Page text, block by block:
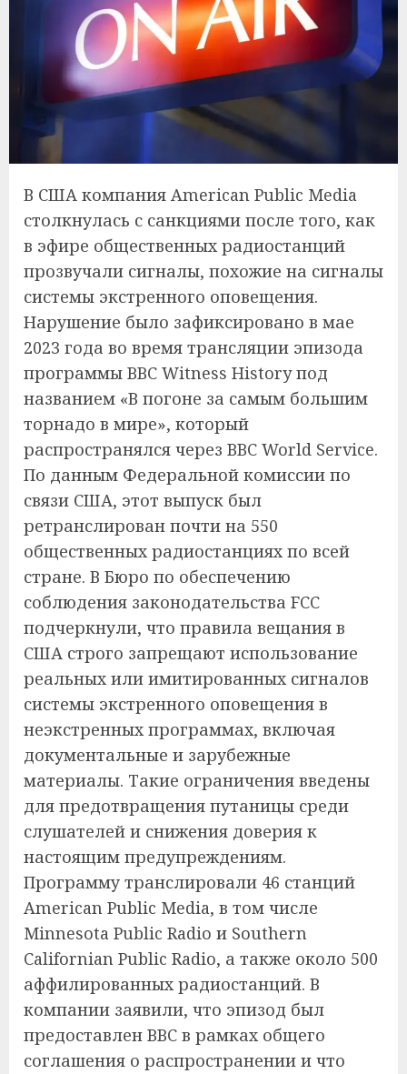
В США компания American Public Media
столкнулась с санкциями после того, как
в эфире общественных радиостанций
прозвучали сигналы, похожие на сигналы
системы экстренного оповещения.
Нарушение было зафиксировано в мае
2023 года во время трансляции эпизода
программы BBC Witness History под
названием «В погоне за самым большим
торнадо в мире», который
распространялся через BBC World Service.
По данным Федеральной комиссии по
связи США, этот выпуск был
ретранслирован почти на 550
общественных радиостанциях по всей
стране. В Бюро по обеспечению
соблюдения законодательства FCC
подчеркнули, что правила вещания в
США строго запрещают использование
реальных или имитированных сигналов
системы экстренного оповещения в
неэкстренных программах, включая
документальные и зарубежные
материалы. Такие ограничения введены
для предотвращения путаницы среди
слушателей и снижения доверия к
настоящим предупреждениям.
Программу транслировали 46 станций
American Public Media, в том числе
Minnesota Public Radio и Southern
Californian Public Radio, а также около 500
аффилированных радиостанций. В
компании заявили, что эпизод был
предоставлен BBC в рамках общего
соглашения о распространении и что